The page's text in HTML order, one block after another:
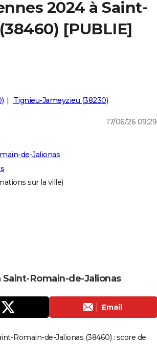
2024 à Saint-
[PUBLIE]
Tignieu-Jameyzieu (38230)
17/06/26 09:29
de-Jalionas
sur la ville)
Romain-de-Jalionas
Email
Romain-de-Jalionas (38460) : score de